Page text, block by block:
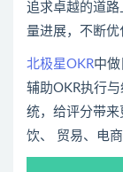
追求卓越的道路
量进展，不断优
北极星OKR中
辅助OKR执行
统，给评分带
饮、 贸易、电